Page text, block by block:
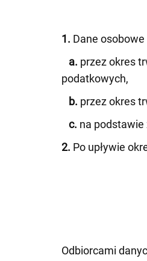
1. Dane
a. przez okres
podatkowych,
b. przez okres
c. na
2. Po upływie
Odbiorcami